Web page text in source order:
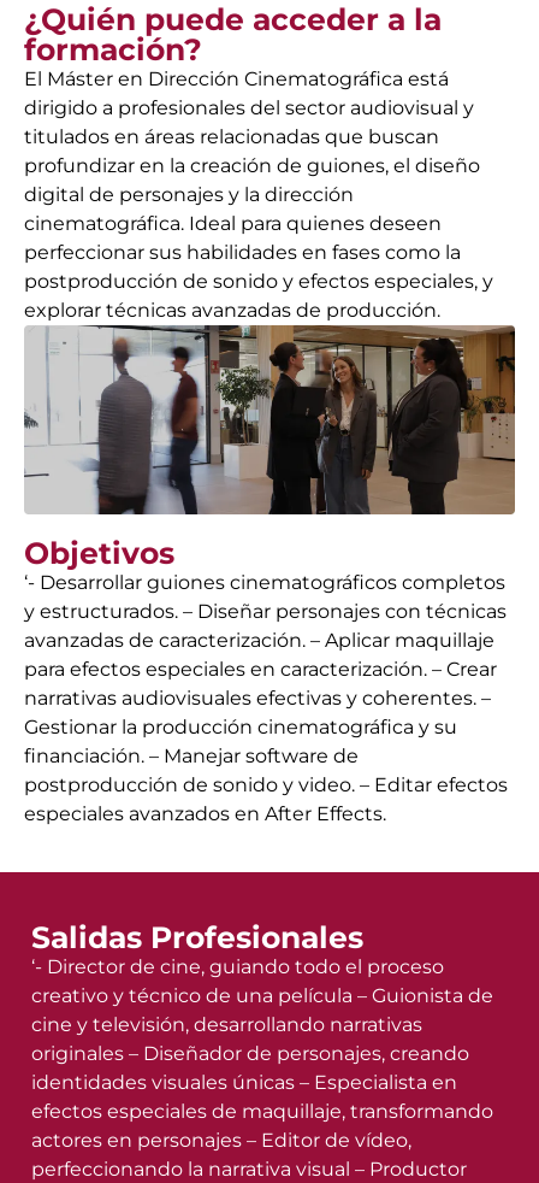
¿Quién puede acceder a la
formación?
El Máster en Dirección Cinematográfica está
dirigido a profesionales del sector audiovisual y
titulados en áreas relacionadas que buscan
profundizar en la creación de guiones, el diseño
digital de personajes y la dirección
cinematográfica. Ideal para quienes deseen
perfeccionar sus habilidades en fases como la
postproducción de sonido y efectos especiales, y
explorar técnicas avanzadas de producción.
Objetivos
‘- Desarrollar guiones cinematográficos completos
y estructurados. – Diseñar personajes con técnicas
avanzadas de caracterización. – Aplicar maquillaje
para efectos especiales en caracterización. – Crear
narrativas audiovisuales efectivas y coherentes. –
Gestionar la producción cinematográfica y su
financiación. – Manejar software de
postproducción de sonido y video. – Editar efectos
especiales avanzados en After Effects.
Salidas Profesionales
‘- Director de cine, guiando todo el proceso
creativo y técnico de una película – Guionista de
cine y televisión, desarrollando narrativas
originales – Diseñador de personajes, creando
identidades visuales únicas – Especialista en
efectos especiales de maquillaje, transformando
actores en personajes – Editor de vídeo,
perfeccionando la narrativa visual – Productor